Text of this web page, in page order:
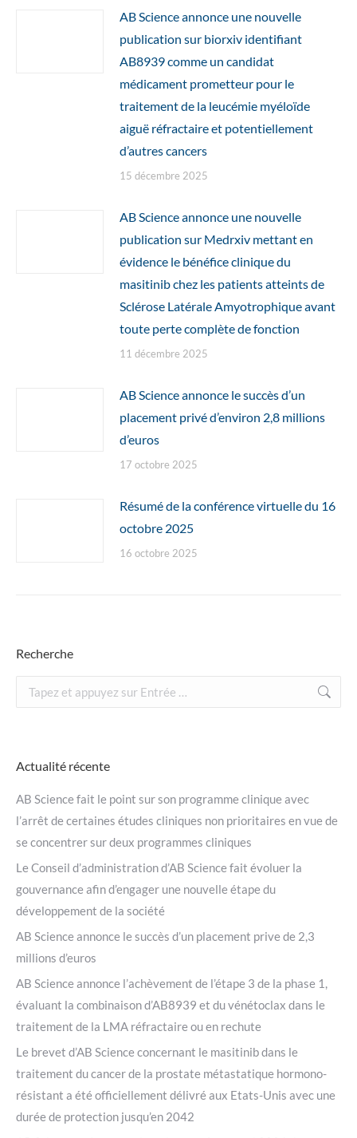
AB Science annonce une nouvelle
publication sur biorxiv identifiant
AB8939 comme un candidat
médicament prometteur pour le
traitement de la leucémie myéloïde
aiguë réfractaire et potentiellement
d’autres cancers
15 décembre 2025
AB Science annonce une nouvelle
publication sur Medrxiv mettant en
évidence le bénéfice clinique du
masitinib chez les patients atteints de
Sclérose Latérale Amyotrophique avant
toute perte complète de fonction
11 décembre 2025
AB Science annonce le succès d’un
placement privé d’environ 2,8 millions
d’euros
17 octobre 2025
Résumé de la conférence virtuelle du 16
octobre 2025
16 octobre 2025
Recherche
Recherche
:
Actualité récente
AB Science fait le point sur son programme clinique avec
l’arrêt de certaines études cliniques non prioritaires en vue de
se concentrer sur deux programmes cliniques
Le Conseil d’administration d’AB Science fait évoluer la
gouvernance afin d’engager une nouvelle étape du
développement de la société
AB Science annonce le succès d’un placement prive de 2,3
millions d’euros
AB Science annonce l’achèvement de l’étape 3 de la phase 1,
évaluant la combinaison d’AB8939 et du vénétoclax dans le
traitement de la LMA réfractaire ou en rechute
Le brevet d’AB Science concernant le masitinib dans le
traitement du cancer de la prostate métastatique hormono-
résistant a été officiellement délivré aux Etats-Unis avec une
durée de protection jusqu’en 2042